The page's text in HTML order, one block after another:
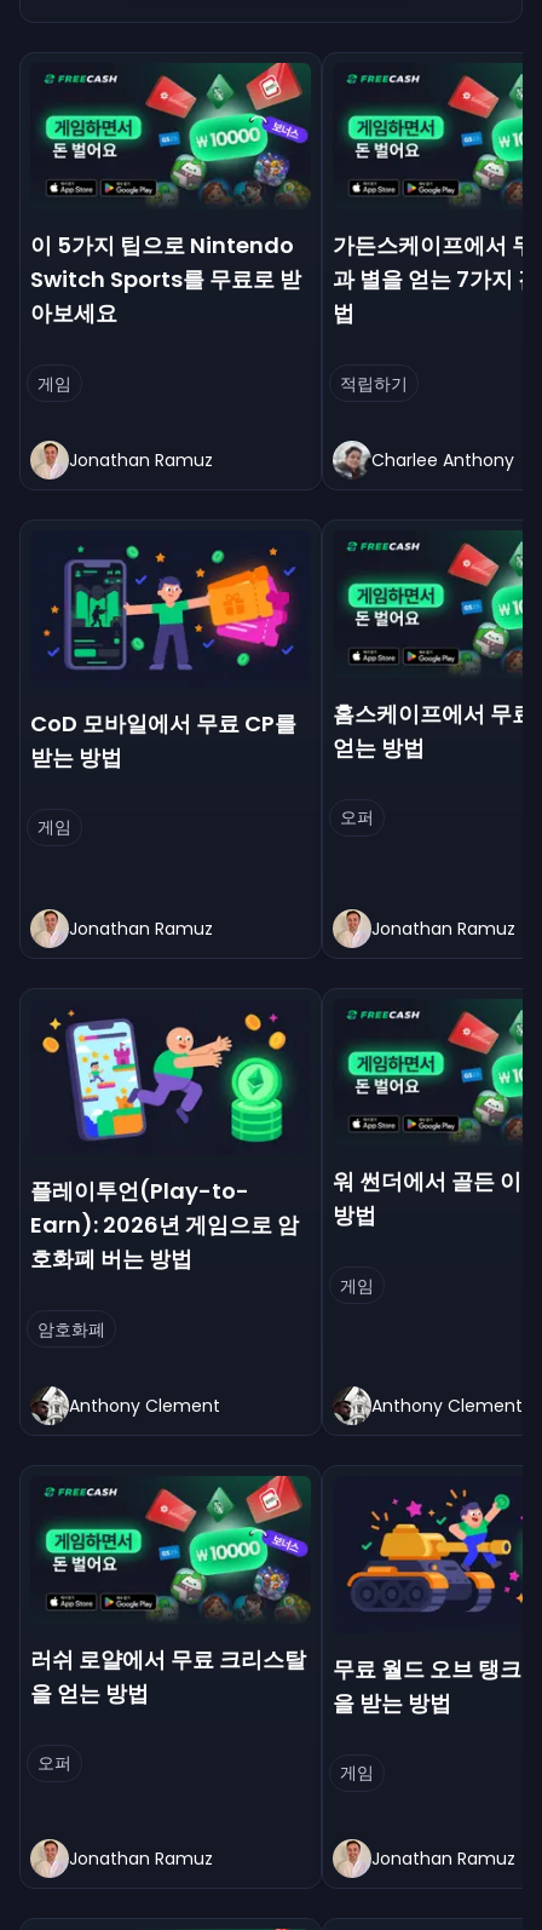
이 5가지 팁으로 Nintendo
Switch Sports를 무료로 받
아보세요
게임
Jonathan Ramuz
가든스케이프에서 무
과 별을 얻는 7가지
법
적립하기
Charlee Anthony
CoD 모바일에서 무료 CP를
받는 방법
게임
Jonathan Ramuz
홈스케이프에서 무료
얻는 방법
오퍼
Jonathan Ramuz
플레이투언(Play-to-
Earn): 2026년 게임으로 암
호화폐 버는 방법
암호화폐
Anthony Clement
워 썬더에서 골든 이
방법
게임
Anthony Clement
러쉬 로얄에서 무료 크리스탈
을 얻는 방법
오퍼
Jonathan Ramuz
무료 월드 오브 탱크
을 받는 방법
게임
Jonathan Ramuz